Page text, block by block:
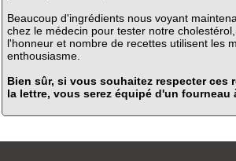
Beaucoup d'ingrédients nous voyant
chez le médecin pour tester notre
l'honneur et nombre de recettes utilisent les
enthousiasme.
Bien sûr, si vous souhaitez respecter ces
la lettre, vous serez équipé d'un fourneau